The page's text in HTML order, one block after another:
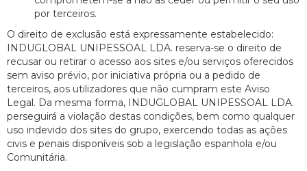
por terceiros.
O direito de exclusão está expressamente estabelecido:
INDUGLOBAL UNIPESSOAL LDA. reserva-se o direito de
recusar ou retirar o acesso aos sites e/ou serviços oferecidos
sem aviso prévio, por iniciativa própria ou a pedido de
terceiros, aos utilizadores que não cumpram este Aviso
Legal. Da mesma forma, INDUGLOBAL UNIPESSOAL LDA.
perseguirá a violação destas condições, bem como qualquer
uso indevido dos sites do grupo, exercendo todas as ações
civis e penais disponíveis sob a legislação espanhola e/ou
Comunitária.